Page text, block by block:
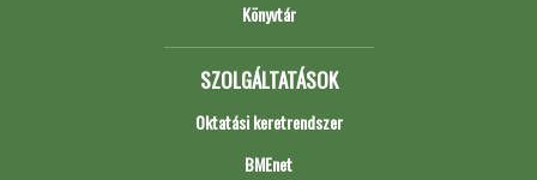
Könyvtár
SZOLGÁLTATÁSOK
Oktatási keretrendszer
BMEnet